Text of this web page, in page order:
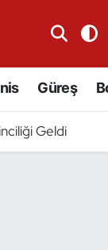
Güreş
Geldi